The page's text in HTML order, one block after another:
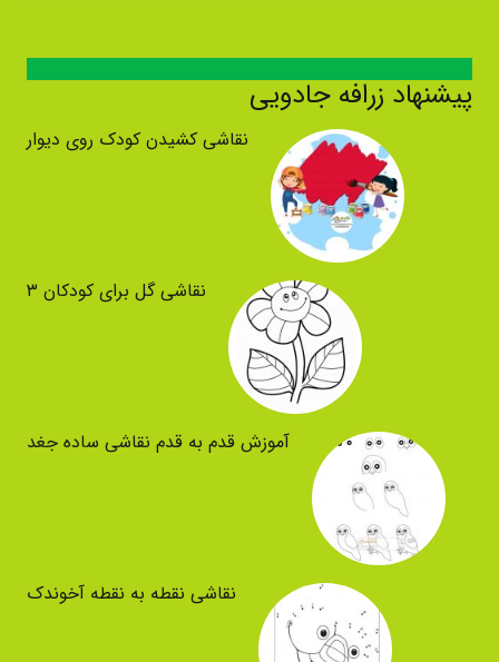
پیشنهاد زرافه جادویی
نقاشی کشیدن کودک روی دیوار
نقاشی گل برای کودکان ۳
آموزش قدم به قدم نقاشی ساده جغد
نقاشی نقطه به نقطه آخوندک